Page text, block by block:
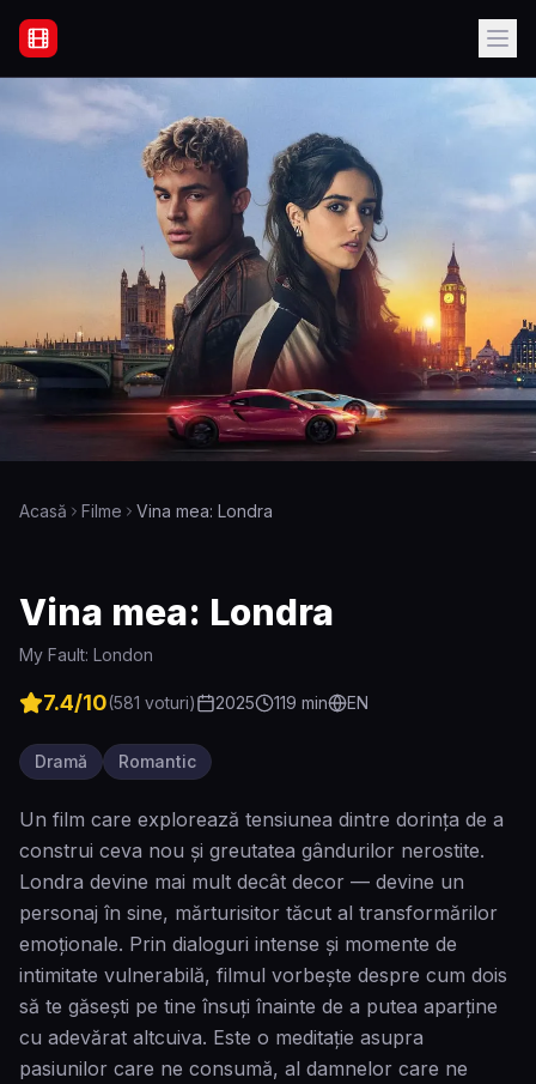
Filme Online Subtitrate - Acasă
Acasă Filme Vina mea: Londra
Vina mea: Londra
My Fault: London
7.4/10(581 voturi) 2025 119 min EN
Dramă Romantic
Un film care explorează tensiunea dintre dorința de a
construi ceva nou și greutatea gândurilor nerostite.
Londra devine mai mult decât decor — devine un
personaj în sine, mărturisitor tăcut al transformărilor
emoționale. Prin dialoguri intense și momente de
intimitate vulnerabilă, filmul vorbește despre cum dois
să te găsești pe tine însuți înainte de a putea aparține
cu adevărat altcuiva. Este o meditație asupra
pasiunilor care ne consumă, al damnelor care ne